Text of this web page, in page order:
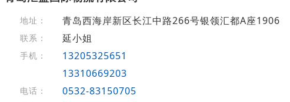
地址： 青岛西海岸新区长江中路266号银领汇都A座1906
联系： 延小姐
手机：
13205325651
13310669203
电话： 0532-83150705